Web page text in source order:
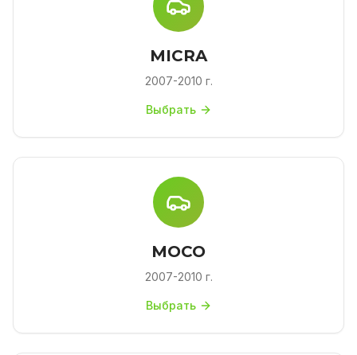
MICRA
2007-2010 г.
Выбрать
MOCO
2007-2010 г.
Выбрать